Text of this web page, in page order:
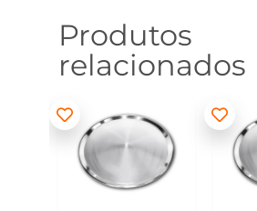
Produtos
relacionados